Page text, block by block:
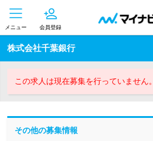
メニュー 会員登録
株式会社千葉銀行
この求人は現在募集を行っていません。
その他の募集情報